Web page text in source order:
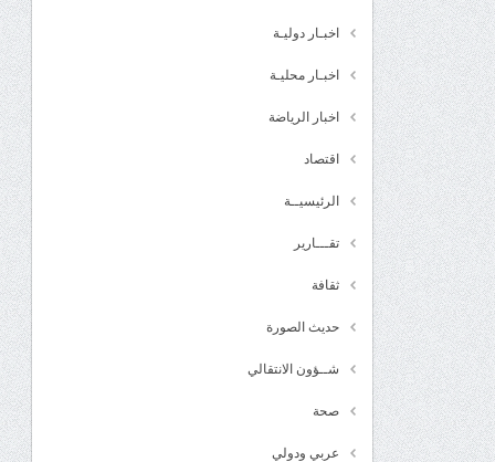
اخبـار دوليـة
اخبـار محليـة
اخبار الرياضة
اقتصاد
الرئيسيــة
تقـــارير
ثقافة
حديث الصورة
شــؤون الانتقالي
صحة
عربي ودولي